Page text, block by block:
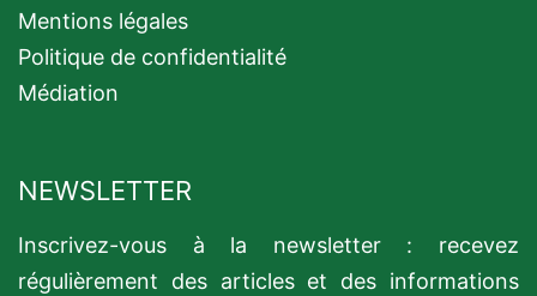
Mentions légales
Politique de confidentialité
Médiation
NEWSLETTER
Inscrivez-vous à la newsletter : recevez
régulièrement des articles et des informations